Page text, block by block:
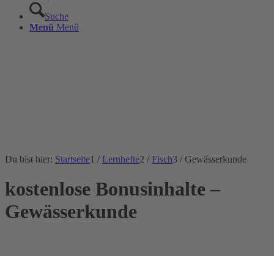
Suche
Menü Menü
Du bist hier: Startseite1 / Lernhefte2 / Fisch3 / Gewässerkunde
kostenlose Bonusinhalte –
Gewässerkunde